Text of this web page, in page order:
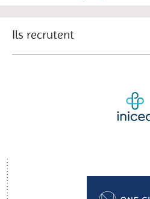
Ils recrutent